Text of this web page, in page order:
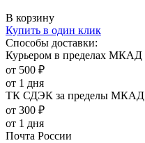
В корзину
Купить в один клик
Способы доставки:
Курьером в пределах МКАД
от 500 ₽
от 1 дня
ТК СДЭК за пределы МКАД
от 300 ₽
от 1 дня
Почта России